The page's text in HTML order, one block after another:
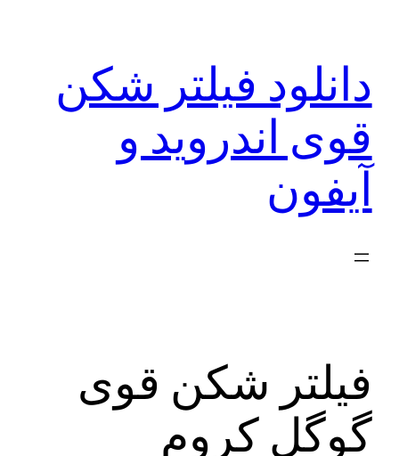
دانلود فیلتر شکن
قوی اندروید و
آیفون
فیلتر شکن قوی
گوگل کروم